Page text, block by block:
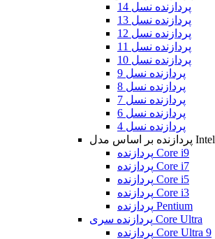
پردازنده نسل 14
پردازنده نسل 13
پردازنده نسل 12
پردازنده نسل 11
پردازنده نسل 10
پردازنده نسل 9
پردازنده نسل 8
پردازنده نسل 7
پردازنده نسل 6
پردازنده نسل 4
پردازنده بر اساس مدل Intel
پردازنده Core i9
پردازنده Core i7
پردازنده Core i5
پردازنده Core i3
پردازنده Pentium
پردازنده سری Core Ultra
پردازنده Core Ultra 9